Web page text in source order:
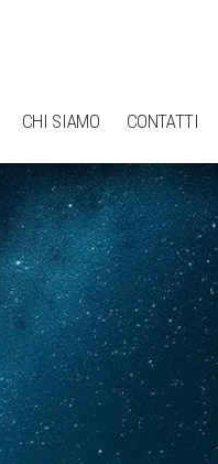
CHI SIAMO CONTATTI